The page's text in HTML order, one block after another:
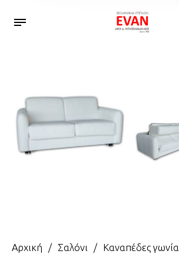
Αρχική / Σαλόνι / Καναπέδες γωνία